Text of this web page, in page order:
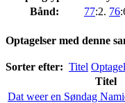
Bånd:
77:2. 76
Optagelser med denne
Sorter efter: Titel
Titel
Dat weer en Søndag